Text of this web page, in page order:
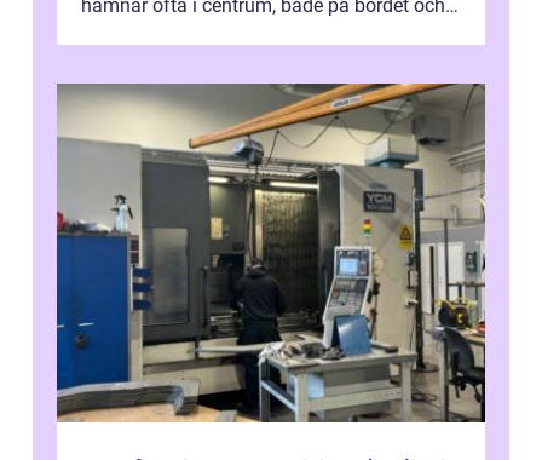
hamnar ofta i centrum, både på bordet och i